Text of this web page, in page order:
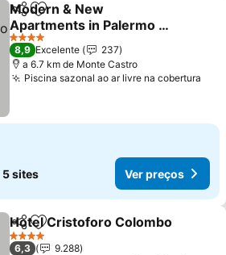
PartilharAdicionar aos favoritos
Modern & New
Apartments in Palermo -
by BueRentals
Ver preços
4 Estrelas
8,9 Excelente
237
a 6.7 km de Monte Castro
Piscina sazonal ao ar livre na cobertura
5 sites Ver preços
PartilharAdicionar aos favoritos
Hotel Cristoforo Colombo
4 Estrelas
6,3
9.288